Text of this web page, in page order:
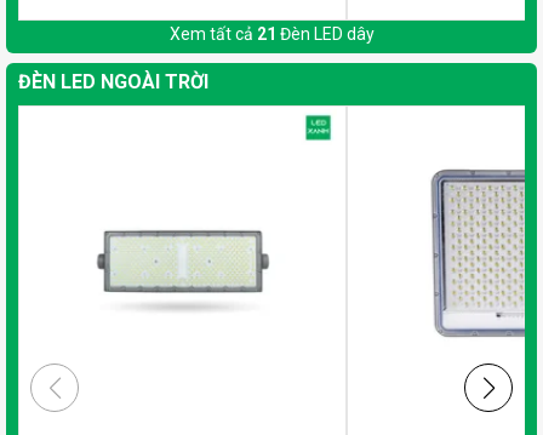
Xem tất cả 21 Đèn LED dây
ĐÈN LED NGOÀI TRỜI